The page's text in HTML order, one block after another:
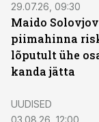
29.07.26, 09:30
Maido
piimahinna
lõputult ühe
kanda jätta
UUDISED
03.08.26, 12:00